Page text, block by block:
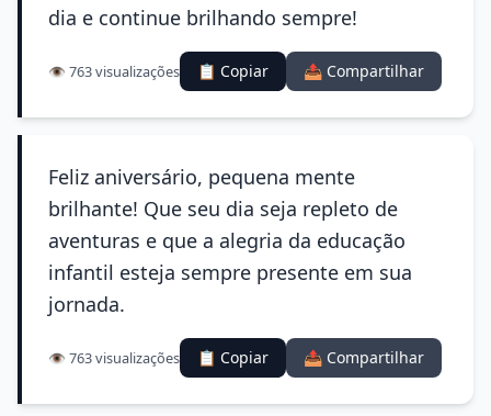
dia e continue brilhando sempre!
👁️ 763 visualizações 📋 Copiar 📤 Compartilhar
Feliz aniversário, pequena mente
brilhante! Que seu dia seja repleto de
aventuras e que a alegria da educação
infantil esteja sempre presente em sua
jornada.
👁️ 763 visualizações 📋 Copiar 📤 Compartilhar